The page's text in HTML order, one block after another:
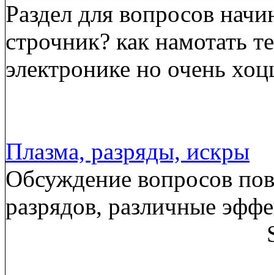
Раздел для вопросов
строчник? как намотать
электронике но очень
Плазма, разряды, искры
Обсуждение вопросов
разрядов, различные